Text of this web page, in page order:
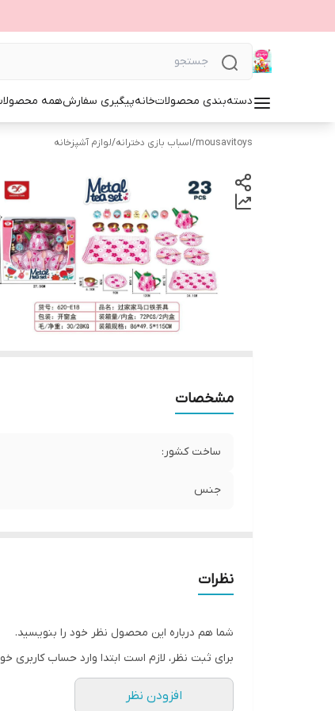
دسته‌بندی محصولاتخانهپیگیری سفارشهمه
mousavitoys
/اسباب بازی دخترانه/لوازم آشپزخانه
مشخصات
ساخت کشور:
جنس
نظرات
شما هم درباره این محصول نظر خود را بنویسید.
برای ثبت نظر، لازم است ابتدا وارد حساب کاربری
افزودن نظر